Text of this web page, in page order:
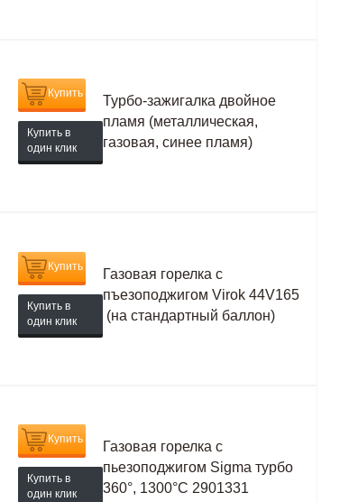
Купить
Купить в
один клик
Турбо-зажигалка двойное
пламя (металлическая,
газовая, синее пламя)
Купить
Купить в
один клик
Газовая горелка с
пъезоподжигом Virok 44V165
(на стандартный баллон)
Купить
Купить в
один клик
Газовая горелка с
пьезоподжигом Sigma турбо
360°, 1300°C 2901331